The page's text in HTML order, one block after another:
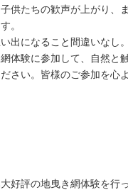
供たちの歓声が上がり、
。
出になること間違いなし。
体験に参加して、自然と
さい。皆様のご参加を心
好評の地曳き網体験を行